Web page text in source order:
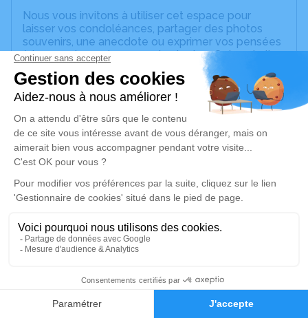
Faire-part Hommages
Nous vous invitons à utiliser cet espace pour
laisser vos condoléances, partager des photos
souvenirs, une anecdote ou exprimer vos pensées
à travers des poèmes ou des textes. Cet endroit
est un lieu d'expression dédié à honorer la
mémoire de Marcelle RAVICHON.
Un service de plantation d’arbre hommage est
disponible ici.
Cérémonie religieuse
Église Albigny de Montrottier
69770 Montrottier
Je rends hommage